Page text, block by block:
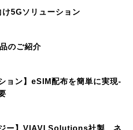
け5Gソリューション
のご紹介
ョン】eSIM配布を簡単に実現-
ジー】VIAVI Solutions社製 ネ